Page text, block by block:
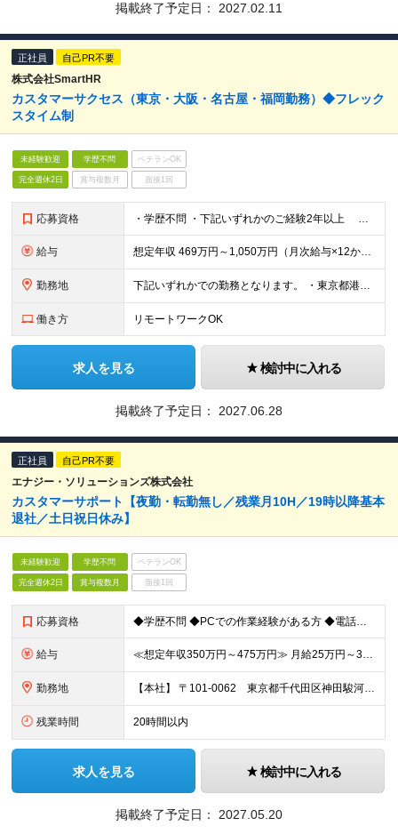
掲載終了予定日： 2027.02.11
正社員 自己PR不要
株式会社SmartHR
カスタマーサクセス（東京・大阪・名古屋・福岡勤務）◆フレック
スタイム制
未経験歓迎 学歴不問 ベテランOK
完全週休2日 賞与複数月 面接1回
応募資格 ・学歴不問 ・下記いずれかのご経験2年以上 ┗スタマーサクセスとしてのご経験 ┗IT・SaaS業界での営業経験 ┗SEとしてのシステム導入経験、顧客折衝経験 ┗HR業界において営業として法人顧
給与 想定年収 469万円～1,050万円（月次給与×12か月＋成果給） 月額（基本給）：24万4,540円～54万9,760円 固定残業手当/月：8万6,492円～19万3,368円（固定残業時間45時
勤務地 下記いずれかでの勤務となります。 ・東京都港区六本木3-2-1 住友不動産六本木グランドタワー ・大阪府大阪市北区大深町4-20 グランフロント大阪タワーA 34階 ・福岡県福岡市中央区天神2丁目4
働き方 リモートワークOK
求人を見る 検討中に入れる
掲載終了予定日： 2027.06.28
正社員 自己PR不要
エナジー・ソリューションズ株式会社
カスタマーサポート【夜勤・転勤無し／残業月10H／19時以降基本
退社／土日祝日休み】
未経験歓迎 学歴不問 ベテランOK
完全週休2日 賞与複数月 面接1回
応募資格 ◆学歴不問 ◆PCでの作業経験がある方 ◆電話対応に抵抗のない方
給与 ≪想定年収350万円～475万円≫ 月給25万円～34万円＋賞与年2回（1ヶ月×2） ※月給には月30時間分(46,992円～)のみなし残業代を含みます。 超過分は別途支給します ※前職や経験を考
勤務地 【本社】 〒101-0062 東京都千代田区神田駿河台2丁目3-11 ヒューリック御茶ノ水ビル11F
残業時間 20時間以内
求人を見る 検討中に入れる
掲載終了予定日： 2027.05.20